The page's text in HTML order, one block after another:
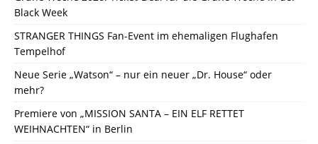
Black Week
STRANGER THINGS Fan-Event im ehemaligen Flughafen
Tempelhof
Neue Serie „Watson“ – nur ein neuer „Dr. House“ oder
mehr?
Premiere von „MISSION SANTA – EIN ELF RETTET
WEIHNACHTEN“ in Berlin